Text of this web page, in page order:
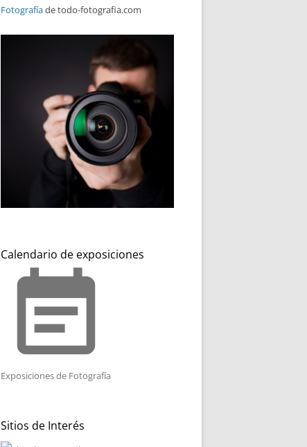
Fotografíade todo-fotografia.com
Calendario de exposiciones
event_note
Exposiciones de Fotografía
Sitios de Interés